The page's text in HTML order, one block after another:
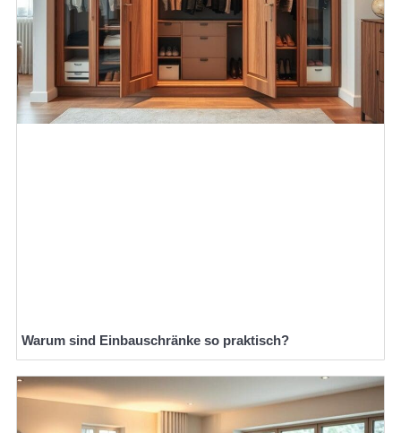
Warum sind Einbauschränke so praktisch?